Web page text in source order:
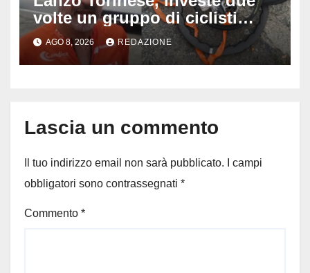
volte un gruppo di ciclisti
dopo una lite: arrestato
73enne, il racconto choc di un
ferito
AGO 8, 2026 REDAZIONE
Lascia un commento
Il tuo indirizzo email non sarà pubblicato.
I campi
obbligatori sono contrassegnati *
Commento *